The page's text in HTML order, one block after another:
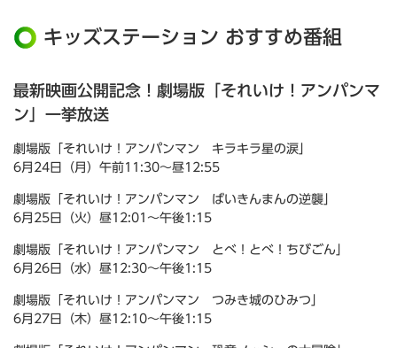
キッズステーション おすすめ番組
最新映画公開記念！劇場版「それいけ！アンパンマ
ン」一挙放送
劇場版「それいけ！アンパンマン キラキラ星の涙」
6月24日（月）午前11:30～昼12:55
劇場版「それいけ！アンパンマン ばいきんまんの逆襲」
6月25日（火）昼12:01～午後1:15
劇場版「それいけ！アンパンマン とべ！とべ！ちびごん」
6月26日（水）昼12:30～午後1:15
劇場版「それいけ！アンパンマン つみき城のひみつ」
6月27日（木）昼12:10～午後1:15